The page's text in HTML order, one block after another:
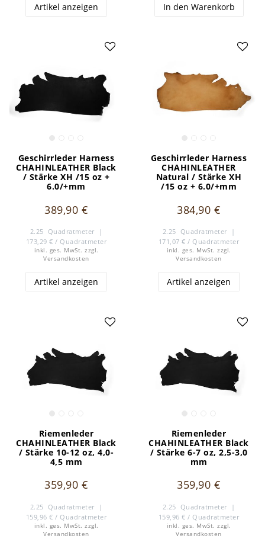
Leibriemen, Schwerthalterungen, Scheiden, Gamaschen,
Masken. Gerne beraten wir Sie, welche Lederserien
erfahrenen und freundlichen Mitarbeiter beantworten
gerne Ihre Fragen.
Artikel anzeigen In den Warenkorb
Geschirrleder Harness
CHAHINLEATHER Black
/ Stärke XH /15 oz +
6.0/+mm
389,90 €
2.25 Quadratmeter
|
173,29 € / Quadratmeter
inkl. ges. MwSt. zzgl.
Versandkosten
Artikel anzeigen
Geschirrleder Harness
CHAHINLEATHER
Natural / Stärke XH
/15 oz + 6.0/+mm
384,90 €
2.25 Quadratmeter
|
171,07 € / Quadratmeter
inkl. ges. MwSt. zzgl.
Versandkosten
Artikel anzeigen
Riemenleder
CHAHINLEATHER Black
/ Stärke 10-12 oz, 4,0-
4,5 mm
359,90 €
2.25 Quadratmeter
|
159,96 € / Quadratmeter
inkl. ges. MwSt. zzgl.
Versandkosten
Riemenleder
CHAHINLEATHER Black
/ Stärke 6-7 oz, 2,5-3,0
mm
359,90 €
2.25 Quadratmeter
|
159,96 € / Quadratmeter
inkl. ges. MwSt. zzgl.
Versandkosten